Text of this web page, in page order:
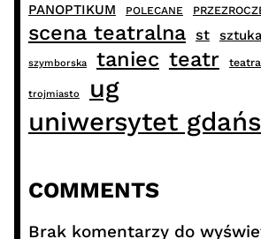
PANOPTIKUM POLECANE
scena teatralna st
szymborska taniec teatr
trojmiasto
ug
uniwersytet
COMMENTS
Brak komentarzy do